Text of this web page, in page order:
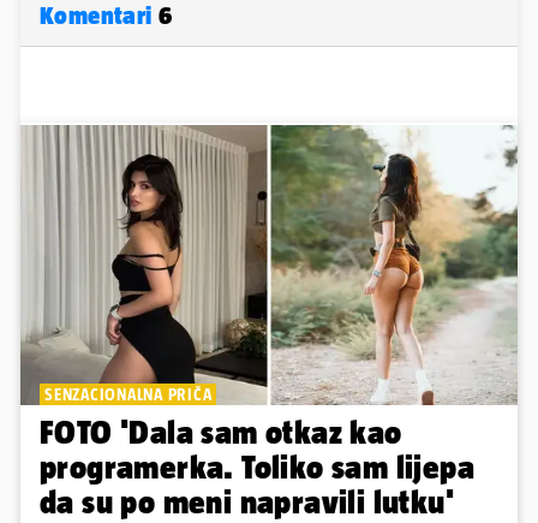
Komentari 6
SENZACIONALNA PRIČA
FOTO 'Dala sam otkaz kao
programerka. Toliko sam lijepa
da su po meni napravili lutku'